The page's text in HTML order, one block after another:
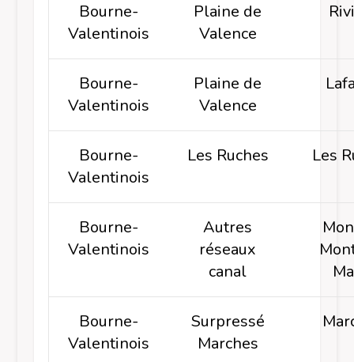
Bourne-
Valentinois
Plaine de
Valence
Bourne-
Valentinois
Plaine de
Valence
Bourne-
Valentinois
Les Ruches Les
Bourne-
Valentinois
Autres
réseaux
canal
Bourne-
Valentinois
Surpressé
Marches